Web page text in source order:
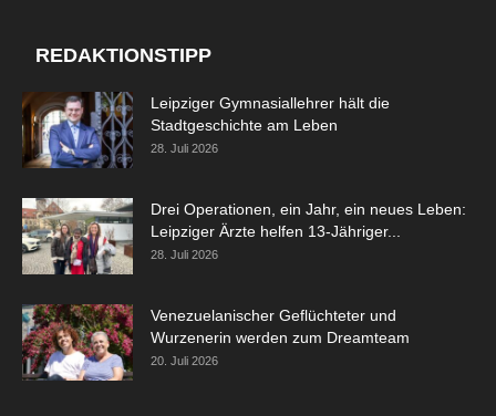
REDAKTIONSTIPP
Leipziger Gymnasiallehrer hält die
Stadtgeschichte am Leben
28. Juli 2026
Drei Operationen, ein Jahr, ein neues Leben:
Leipziger Ärzte helfen 13-Jähriger...
28. Juli 2026
Venezuelanischer Geflüchteter und
Wurzenerin werden zum Dreamteam
20. Juli 2026